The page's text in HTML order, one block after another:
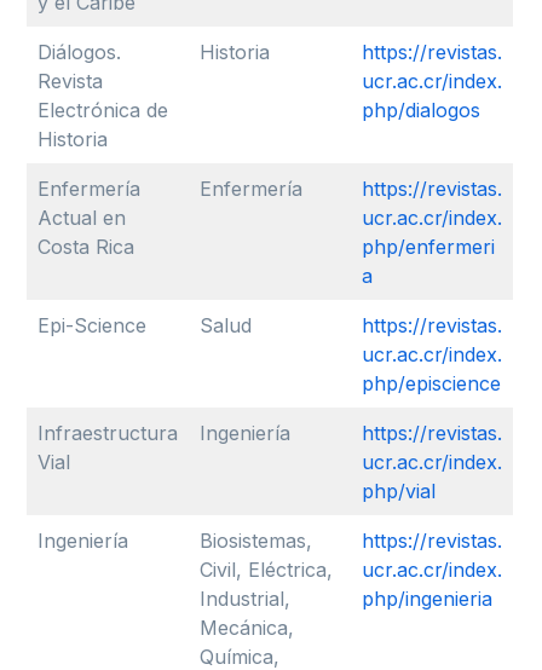
Diálogos.
Revista
Electrónica de
Historia
Historia
https://revistas.
ucr.ac.cr/index.
php/dialogos
Enfermería
Actual en
Costa Rica
Enfermería
https://revistas.
ucr.ac.cr/index.
php/enfermeri
a
Epi-Science Salud
https://revistas.
ucr.ac.cr/index.
php/episcience
Infraestructura
Vial
Ingeniería
https://revistas.
ucr.ac.cr/index.
php/vial
Ingeniería
Biosistemas,
Civil, Eléctrica,
Industrial,
Mecánica,
Química,
https://revistas.
ucr.ac.cr/index.
php/ingenieria